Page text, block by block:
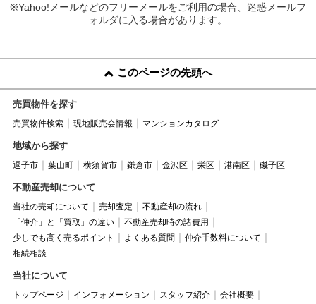
※Yahoo!メールなどのフリーメールをご利用の場合、迷惑メールフ
ォルダに入る場合があります。
このページの先頭へ
売買物件を探す
売買物件検索 現地販売会情報 マンションカタログ
地域から探す
逗子市 葉山町 横須賀市 鎌倉市 金沢区 栄区 港南区 磯子区
不動産売却について
当社の売却について 売却査定
不動産却の流れ
「仲介」と「買取」の違い
不動産売却時の諸費用
少しでも高く売るポイント
よくある質問
仲介手数料について
相続相談
当社について
トップページ インフォメーション スタッフ紹介
会社概要